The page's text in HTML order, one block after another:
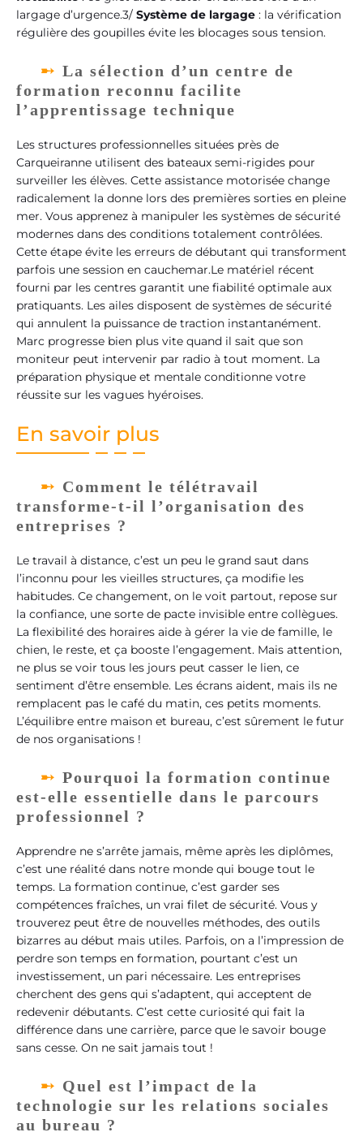
largage d’urgence.3/ Système de largage : la vérification
régulière des goupilles évite les blocages sous tension.
La sélection d’un centre de
formation reconnu facilite
l’apprentissage technique
Les structures professionnelles situées près de
Carqueiranne utilisent des bateaux semi-rigides pour
surveiller les élèves. Cette assistance motorisée change
radicalement la donne lors des premières sorties en pleine
mer. Vous apprenez à manipuler les systèmes de sécurité
modernes dans des conditions totalement contrôlées.
Cette étape évite les erreurs de débutant qui transforment
parfois une session en cauchemar.Le matériel récent
fourni par les centres garantit une fiabilité optimale aux
pratiquants. Les ailes disposent de systèmes de sécurité
qui annulent la puissance de traction instantanément.
Marc progresse bien plus vite quand il sait que son
moniteur peut intervenir par radio à tout moment. La
préparation physique et mentale conditionne votre
réussite sur les vagues hyéroises.
En savoir plus
Comment le télétravail
transforme-t-il l’organisation des
entreprises ?
Le travail à distance, c’est un peu le grand saut dans
l’inconnu pour les vieilles structures, ça modifie les
habitudes. Ce changement, on le voit partout, repose sur
la confiance, une sorte de pacte invisible entre collègues.
La flexibilité des horaires aide à gérer la vie de famille, le
chien, le reste, et ça booste l’engagement. Mais attention,
ne plus se voir tous les jours peut casser le lien, ce
sentiment d’être ensemble. Les écrans aident, mais ils ne
remplacent pas le café du matin, ces petits moments.
L’équilibre entre maison et bureau, c’est sûrement le futur
de nos organisations !
Pourquoi la formation continue
est-elle essentielle dans le parcours
professionnel ?
Apprendre ne s’arrête jamais, même après les diplômes,
c’est une réalité dans notre monde qui bouge tout le
temps. La formation continue, c’est garder ses
compétences fraîches, un vrai filet de sécurité. Vous y
trouverez peut être de nouvelles méthodes, des outils
bizarres au début mais utiles. Parfois, on a l’impression de
perdre son temps en formation, pourtant c’est un
investissement, un pari nécessaire. Les entreprises
cherchent des gens qui s’adaptent, qui acceptent de
redevenir débutants. C’est cette curiosité qui fait la
différence dans une carrière, parce que le savoir bouge
sans cesse. On ne sait jamais tout !
Quel est l’impact de la
technologie sur les relations sociales
au bureau ?